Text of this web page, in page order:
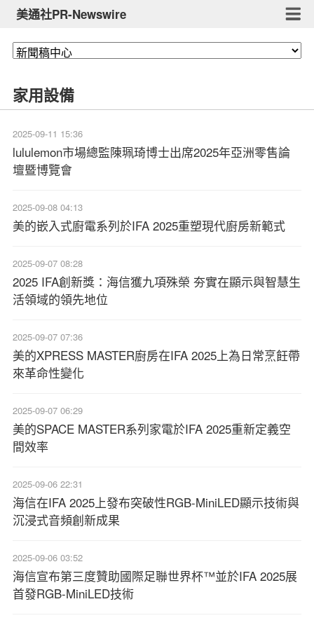
美通社PR-Newswire
家用設備
2025-09-11 15:36
lululemon市場總監陳珮琦博士出席2025年亞洲零售論
壇暨博覽會
2025-09-08 04:13
美的嵌入式廚電系列於IFA 2025重塑現代廚房新範式
2025-09-07 08:28
2025 IFA創新獎：海信獲九項殊榮 夯實在顯示與智慧生
活領域的領先地位
2025-09-07 07:36
美的XPRESS MASTER廚房在IFA 2025上為日常烹飪帶
來革命性變化
2025-09-07 06:29
美的SPACE MASTER系列家電於IFA 2025重新定義空
間效率
2025-09-06 22:31
海信在IFA 2025上發布突破性RGB-MiniLED顯示技術與
沉浸式音頻創新成果
2025-09-06 03:52
海信宣布第三度贊助國際足聯世界杯™並於IFA 2025展
首發RGB-MiniLED技術